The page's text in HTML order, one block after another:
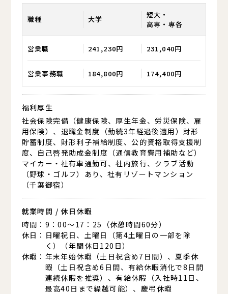
職種 大学
短大・
高専・専各
営業職 241,230円 231,040円
営業事務職 184,800円 174,400円
福利厚生
社会保険完備（健康保険、厚生年金、労災保険、雇
用保険）、退職金制度（勤続3年経過後適用） 財形
貯蓄制度、財形利子補給制度、公的資格取得支援制
度、自己啓発助成金制度（通信教育費用補助など）
マイカー・社有車通勤可、社内旅行、クラブ活動
（野球・ゴルフ）あり、 社有リゾートマンション
（千葉御宿）
就業時間 / 休日休暇
時間
9：00～17：25（休憩時間60分）
休日
日曜祝日、土曜日（第4土曜日の一部を除
く）（年間休日120日）
休暇
年末年始休暇（土日祝含め7日間）、 夏季休
暇（土日祝含め6日間、有給休暇消化で8日間
連続休暇を推奨）、有給休暇（入社時11日、
最高40日まで繰越可能）、慶弔休暇